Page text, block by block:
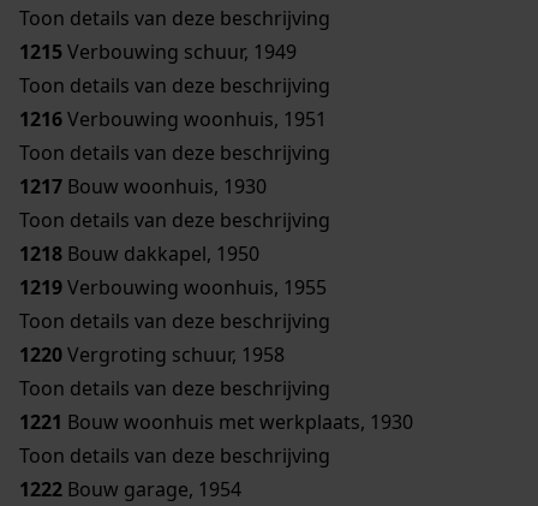
Toon details van deze beschrijving
1215Verbouwing schuur, 1949
Toon details van deze beschrijving
1216Verbouwing woonhuis, 1951
Toon details van deze beschrijving
1217 Bouw woonhuis, 1930
Toon details van deze beschrijving
1218 Bouw dakkapel, 1950
1219Verbouwing woonhuis, 1955
Toon details van deze beschrijving
1220Vergroting schuur, 1958
Toon details van deze beschrijving
1221 Bouw woonhuis met werkplaats, 1930
Toon details van deze beschrijving
1222 Bouw garage, 1954